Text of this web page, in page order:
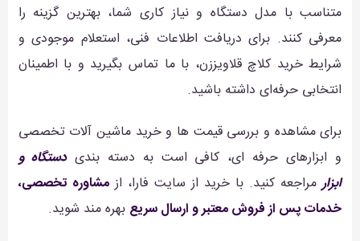
متناسب با مدل دستگاه و نیاز کاری شما، بهترین گزینه را
معرفی کنند. برای دریافت اطلاعات فنی، استعلام موجودی و
شرایط خرید کلاچ قلاویززن، با ما تماس بگیرید و با اطمینان
انتخابی حرفه‌ای داشته باشید.
برای مشاهده و بررسی قیمت ها و خرید ماشین آلات تخصصی
و ابزارهای حرفه ای، کافی است به دسته بندیدستگاه و
ابزارمراجعه کنید. با خرید از سایت فارا، ازمشاوره تخصصی،
خدمات پس از فروش معتبر و ارسال سریع بهره مند شوید.